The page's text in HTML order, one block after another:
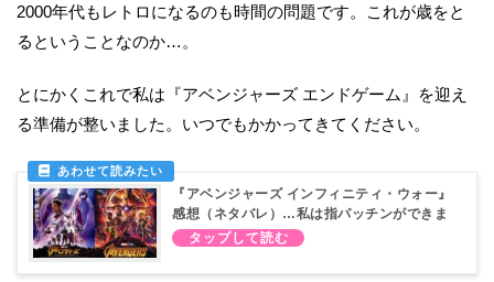
2000年代もレトロになるのも時間の問題です。これが歳をと
るということなのか…。
とにかくこれで私は『アベンジャーズ エンドゲーム』を迎え
る準備が整いました。いつでもかかってきてください。
『アベンジャーズ インフィニティ・ウォー』
感想（ネタバレ）…私は指パッチンができま
せん